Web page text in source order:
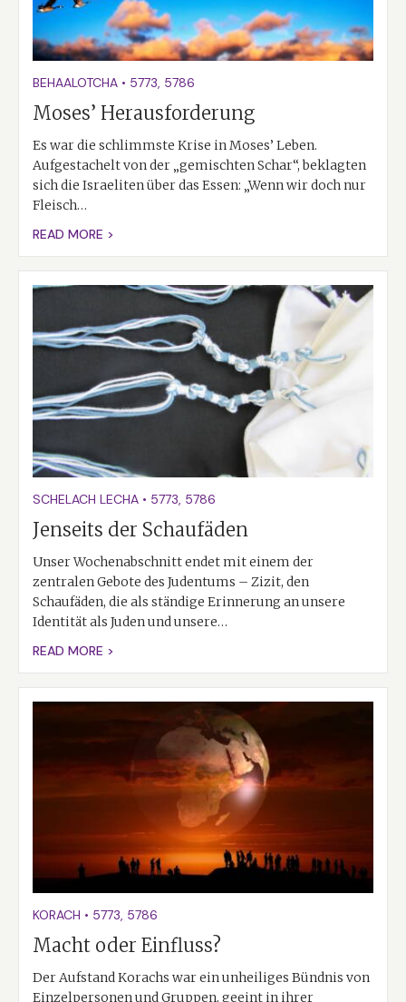
BEHAALOTCHA • 5773, 5786
Moses’ Herausforderung
Es war die schlimmste Krise in Moses’ Leben.
Aufgestachelt von der „gemischten Schar“, beklagten
sich die Israeliten über das Essen: „Wenn wir doch nur
Fleisch…
READ MORE >
SCHELACH LECHA • 5773, 5786
Jenseits der Schaufäden
Unser Wochenabschnitt endet mit einem der
zentralen Gebote des Judentums – Zizit, den
Schaufäden, die als ständige Erinnerung an unsere
Identität als Juden und unsere…
READ MORE >
KORACH • 5773, 5786
Macht oder Einfluss?
Der Aufstand Korachs war ein unheiliges Bündnis von
Einzelpersonen und Gruppen, geeint in ihrer